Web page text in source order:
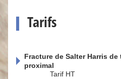
Tarifs
Fracture de Salter Harris de
proximal
Tarif HT